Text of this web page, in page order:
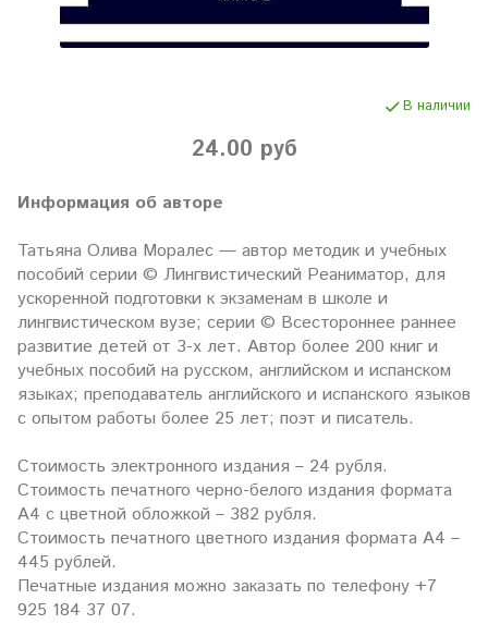
В наличии
24.00 руб
Информация об авторе
Татьяна Олива Моралес — автор методик и учебных
пособий серии © Лингвистический Реаниматор, для
ускоренной подготовки к экзаменам в школе и
лингвистическом вузе; серии © Всестороннее раннее
развитие детей от 3-х лет. Автор более 200 книг и
учебных пособий на русском, английском и испанском
языках; преподаватель английского и испанского языков
c опытом работы более 25 лет; поэт и писатель.
Стоимость электронного издания – 24 рубля.
Стоимость печатного черно-белого издания формата
А4 с цветной обложкой – 382 рубля.
Стоимость печатного цветного издания формата А4 –
445 рублей.
Печатные издания можно заказать по телефону +7
925 184 37 07.